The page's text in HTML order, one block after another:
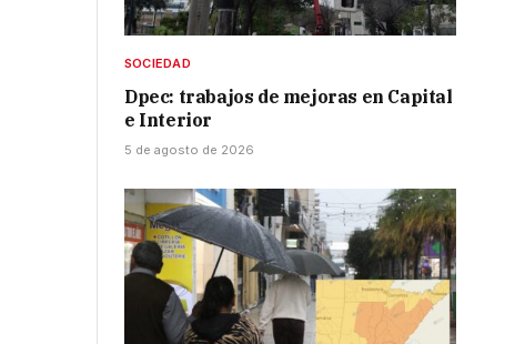
SOCIEDAD
Dpec: trabajos de mejoras en Capital
e Interior
5 de agosto de 2026